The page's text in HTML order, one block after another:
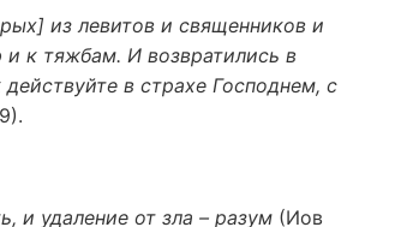
из левитов и священников и
и к тяжбам. И возвратились в
в страхе Господнем, с
и удаление от зла – разум (Иов